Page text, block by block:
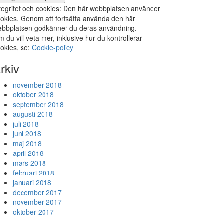
och cookies: Den här webbplatsen använder
Genom att fortsätta använda den här
godkänner du deras användning.
du vill veta mer, inklusive hur du kontrollerar
se: Cookie-policy
november 2018
oktober 2018
september 2018
augusti 2018
juli 2018
juni 2018
maj 2018
april 2018
mars 2018
februari 2018
januari 2018
december 2017
november 2017
oktober 2017